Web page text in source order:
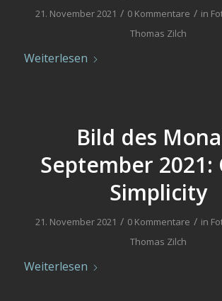
21. November 2021 / 0 Kommentare / in
Thomas Zilch
Weiterlesen
Bild des
September 2021:
Simplicity
21. November 2021 / 0 Kommentare / in
Thomas Zilch
Weiterlesen